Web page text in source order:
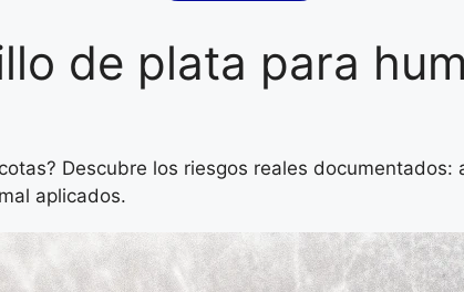
de plata para
Descubre los riesgos reales documentados:
aplicados.